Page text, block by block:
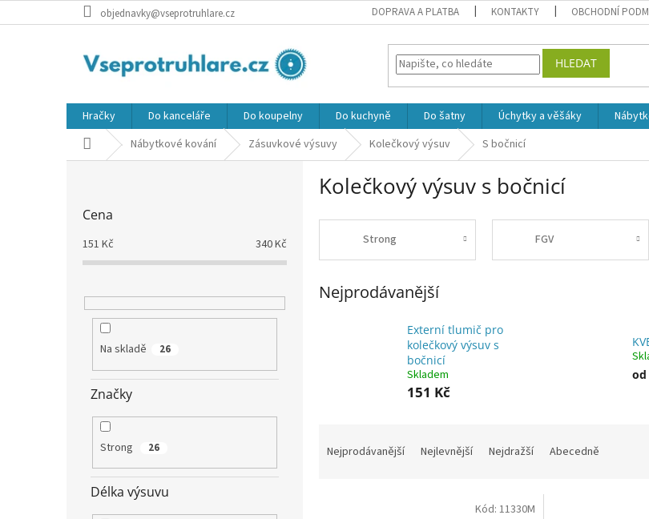
na
objednavky@vseprotruhlare.cz DOPRAVA A PLATBA KONTAKTY OBCHODNÍ
HLEDAT
Hračky Do kanceláře Do koupelny Do kuchyně Do šatny Úchytky a věšáky
Domů Nábytkové kování Zásuvkové výsuvy Kolečkový výsuv S bočnicí
Cena
151 Kč 340Kč
Na skladě 26
Značky
Strong 26
Délka výsuvu
Kolečkový výsuv s bočnicí
Strong FGV
Nejprodávanější
Externí tlumič pro
kolečkový výsuv s
bočnicí
Skladem
151 Kč
od
Nejprodávanější Nejlevnější Nejdražší Abecedně
Kód: 11330M